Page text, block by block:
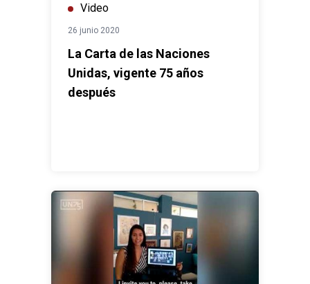
Video
26 junio 2020
La Carta de las Naciones
Unidas, vigente 75 años
después